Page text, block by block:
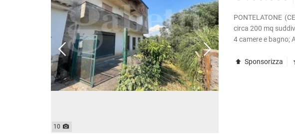
QUADRILOCALI
ATTICI
CASE INDIPENDENTI
LOFT
MANSARDE
VILLE
RUSTICI E CASALI
NEGOZI
UFFICI
ATTIVITÀ COMMERCIALI
TERRENI
AGRICOLI
COMMERCIALI
EDIFICABILI
10
PONTELATONE
circa 200 mq
4 camere e bagno;
Sponsorizza